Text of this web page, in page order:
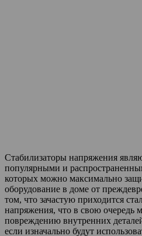
Стабилизаторы напряжения
популярными и
которых можно максимально
оборудование в доме от
том, что зачастую приходится
напряжения, что в свою очередь
повреждению внутренних
если изначально будут